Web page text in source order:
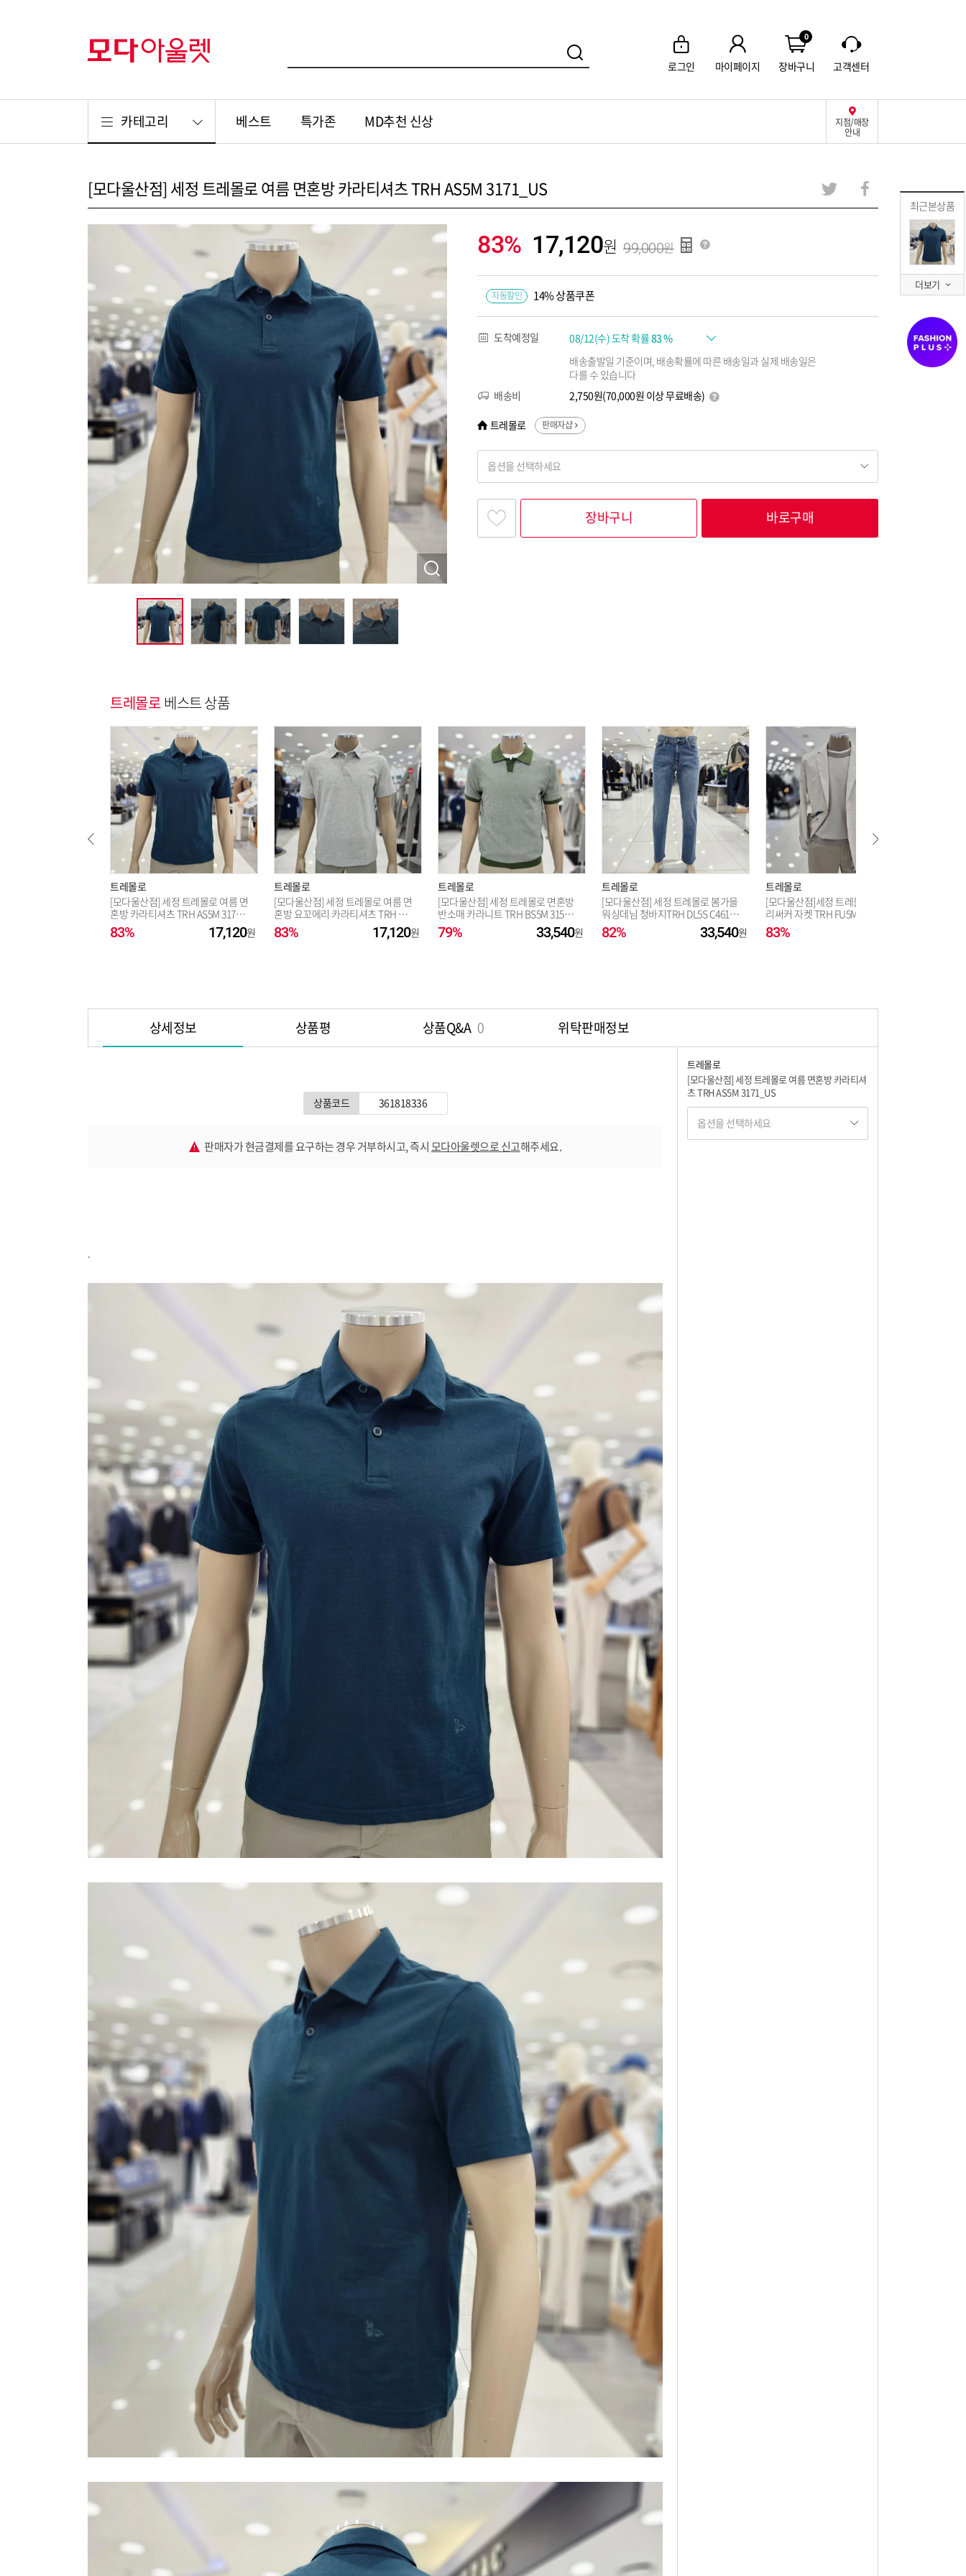
로그인 마이페이지
0
장바구니 고객센터
카테고리 지점/매장
안내
베스트 특가존 MD추천 신상
최근본상품
더보기
[모다울산점] 세정 트레몰로 여름 면혼방 카라티셔츠 TRH AS5M 3171_US
83% 17,120 99,000
자동할인 14% 상품쿠폰
도착예정일 08/12(수) 도착 확률83 %
배송출발일 기준이며, 배송확률에 따른 배송일과 실제 배송일은
다를 수 있습니다
배송비
2,750원(70,000원 이상 무료배송)
트레몰로 판매자샵
옵션을 선택하세요
찾고싶은 옵션명을 입력해 주세요
옵션명 1
옵션 004.다크그린(46) 95
17,120
장바구니 바로구매
트레몰로 베스트 상품
트레몰로
[모다울산점] 세정 트레몰로 여름 면
혼방 카라티셔츠 TRH AS5M 3171_
US
83% 17,120
트레몰로
[모다울산점] 세정 트레몰로 여름 면
혼방 요꼬에리 카라티셔츠 TRH AS
5M 2181_US
83% 17,120
트레몰로
[모다울산점] 세정 트레몰로 면혼방
반소매 카라니트 TRH BS5M 3151_
US
79% 33,540
트레몰로
[모다울산점] 세정 트레몰로 봄가을
워싱데님 청바지TRH DL5S C461_
US
82% 33,540
트레몰로
[모다울산점]세정 트레몰로 여름 폴
리써커 자켓 TRH FU5M 3251_US
83%
상세정보 상품평 상품Q&A 0 위탁판매정보
상품코드 361818336
판매자가 현금결제를 요구하는 경우 거부하시고, 즉시모다아울렛으로 신고해주세요.
트레몰로
[모다울산점] 세정 트레몰로 여름 면혼방 카라티셔
츠 TRH AS5M 3171_US
옵션을 선택하세요